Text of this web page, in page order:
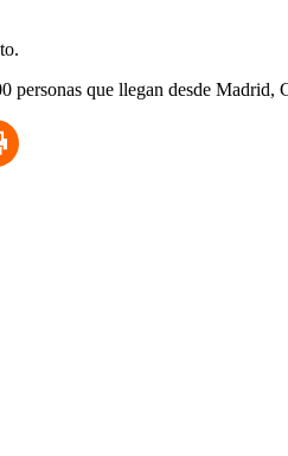
personas que llegan desde Madrid,